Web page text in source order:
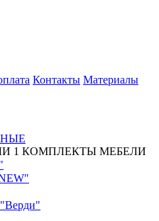
Контакты Материалы
КОМПЛЕКТЫ МЕБЕЛИ